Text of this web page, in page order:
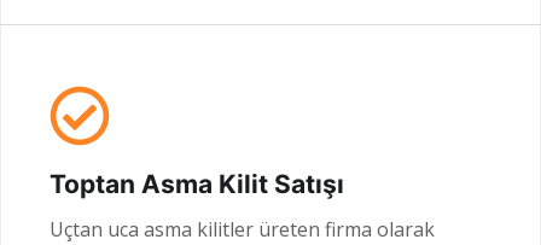
Toptan Asma Kilit Satışı
Uçtan uca asma kilitler üreten firma olarak